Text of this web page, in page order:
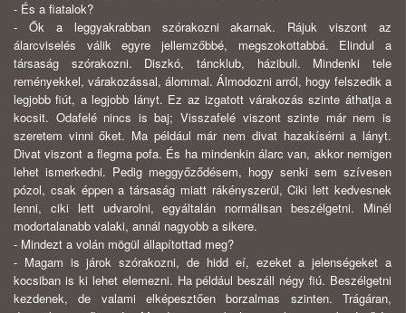
- És a fiatalok?
- Ők a leggyakrabban szórakozni akarnak. Rájuk viszont az
álarcviselés válik egyre jellemzőbbé, megszokottabbá. Elindul a
társaság szórakozni. Diszkó, táncklub, házibuli. Mindenki tele
reményekkel, várakozással, álommal. Álmodozni arról, hogy felszedik a
legjobb fiút, a legjobb lányt. Ez az izgatott várakozás szinte áthatja a
kocsit. Odafelé nincs is baj; Visszafelé viszont szinte már nem is
szeretem vinni őket. Ma például már nem divat hazakísérni a lányt.
Divat viszont a flegma pofa. És ha mindenkin álarc van, akkor nemigen
lehet ismerkedni. Pedig meggyőződésem, hogy senki sem szívesen
pózol, csak éppen a társaság miatt rákényszerül, Ciki lett kedvesnek
lenni, ciki lett udvarolni, egyáltalán normálisan beszélgetni. Minél
modortalanabb valaki, annál nagyobb a sikere.
- Mindezt a volán mögül állapítottad meg?
- Magam is járok szórakozni, de hidd eí, ezeket a jelenségeket a
kocsiban is ki lehet elemezni. Ha például beszáll négy fiú. Beszélgetni
kezdenek, de valami elképesztően borzalmas szinten. Trágáran,